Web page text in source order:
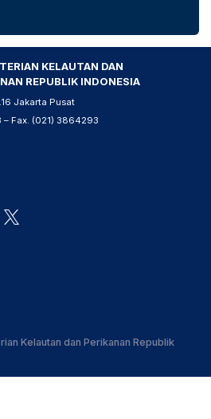
KELAUTAN DAN
REPUBLIK INDONESIA
Jakarta Pusat
– Fax. (021) 3864293
Kelautan dan Perikanan Republik